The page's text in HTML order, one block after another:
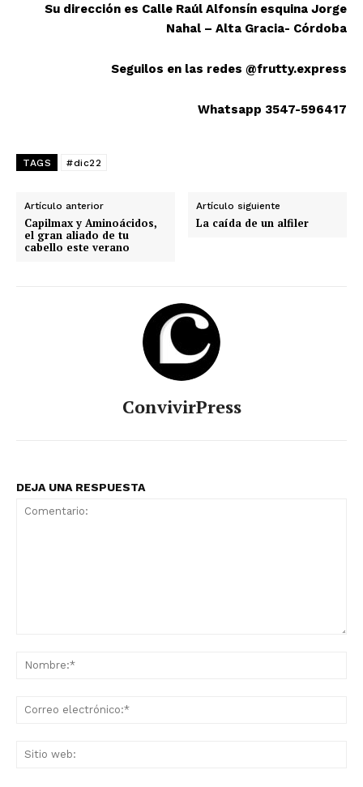
Su dirección es Calle Raúl Alfonsín esquina Jorge
Nahal – Alta Gracia- Córdoba
Seguilos en las redes @frutty.express
Whatsapp 3547-596417
TAGS #dic22
Artículo anterior
Capilmax y Aminoácidos,
el gran aliado de tu
cabello este verano
Artículo siguiente
La caída de un alfiler
ConvivirPress
DEJA UNA RESPUESTA